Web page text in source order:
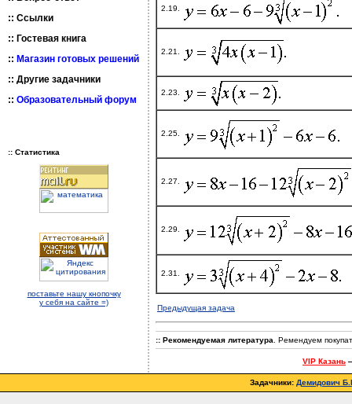
2.19.
2.21.
2.23.
2.25.
2.27.
2.29.
2.31.
Предыдущая задача
:: Рекомендуемая литература . Ремендуем
VIP Казань
:: Ссылки
:: Гостевая книга
:: Магазин готовых решений
:: Другие задачники
:: Образовательный форум
:: Статистика
поставьте нашу кнопочку
у себя на сайте =)
Задачники: Демидович